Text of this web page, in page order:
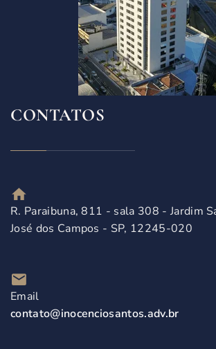
CONTATOS
R. Paraibuna, 811 - sala 308 - Jardim
José dos Campos - SP, 12245-020
Email
contato@inocenciosantos.adv.br